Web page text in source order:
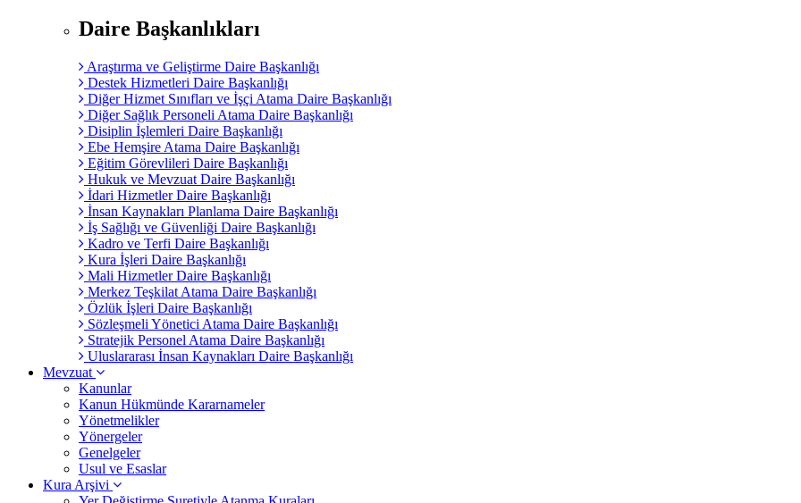
Daire Başkanlıkları
Araştırma ve Geliştirme Daire Başkanlığı
Destek Hizmetleri Daire Başkanlığı
Diğer Hizmet Sınıfları ve İşçi Atama Daire Başkanlığı
Diğer Sağlık Personeli Atama Daire Başkanlığı
Disiplin İşlemleri Daire Başkanlığı
Ebe Hemşire Atama Daire Başkanlığı
Eğitim Görevlileri Daire Başkanlığı
Hukuk ve Mevzuat Daire Başkanlığı
İdari Hizmetler Daire Başkanlığı
İnsan Kaynakları Planlama Daire Başkanlığı
İş Sağlığı ve Güvenliği Daire Başkanlığı
Kadro ve Terfi Daire Başkanlığı
Kura İşleri Daire Başkanlığı
Mali Hizmetler Daire Başkanlığı
Merkez Teşkilat Atama Daire Başkanlığı
Özlük İşleri Daire Başkanlığı
Sözleşmeli Yönetici Atama Daire Başkanlığı
Stratejik Personel Atama Daire Başkanlığı
Uluslararası İnsan Kaynakları Daire Başkanlığı
Mevzuat
Kanunlar
Kanun Hükmünde Kararnameler
Yönetmelikler
Yönergeler
Genelgeler
Usul ve Esaslar
Kura Arşivi